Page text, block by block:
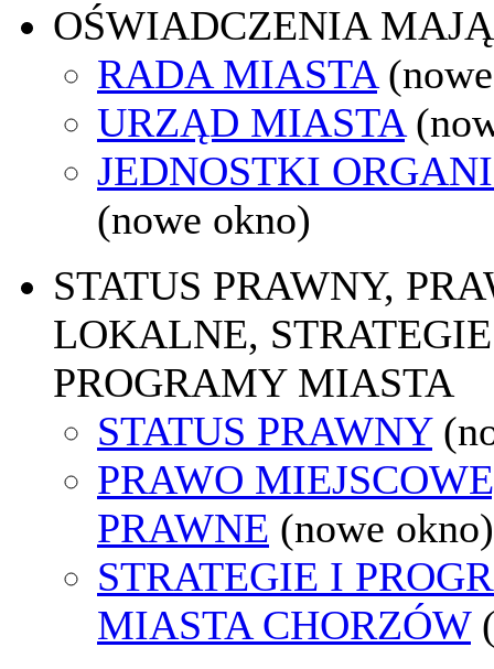
OŚWIADCZENIA
RADA MIASTA
URZĄD MIASTA
JEDNOSTKI
(nowe okno)
STATUS PRAWNY,
LOKALNE,
PROGRAMY MIASTA
STATUS PRAWNY
PRAWO
PRAWNE (nowe okno)
STRATEGIE I
MIASTA CHORZÓW